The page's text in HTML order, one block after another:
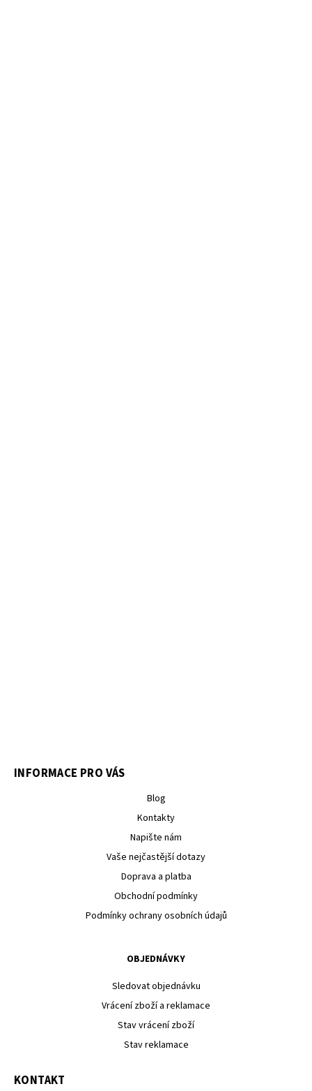
INFORMACE PRO VÁS
Blog
Kontakty
Napište nám
Vaše nejčastější dotazy
Doprava a platba
Obchodní podmínky
Podmínky ochrany osobních údajů
OBJEDNÁVKY
Sledovat objednávku
Vrácení zboží a reklamace
Stav vrácení zboží
Stav reklamace
KONTAKT